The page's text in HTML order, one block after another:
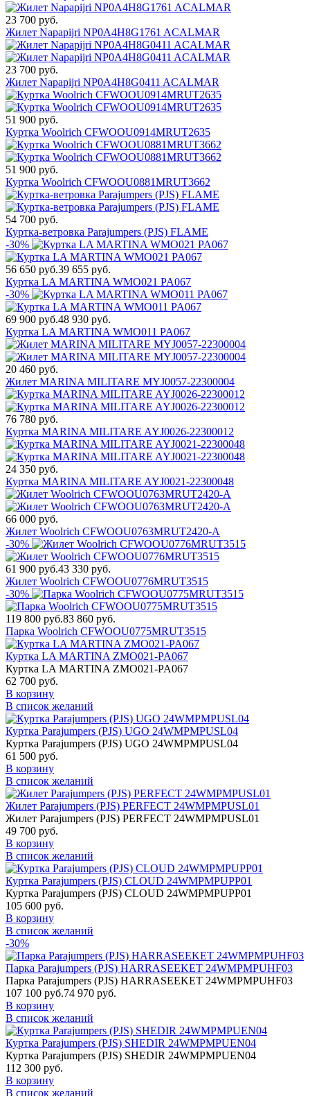
23 700 руб.
Жилет Napapijri NP0A4H8G1761 ACALMAR
23 700 руб.
Жилет Napapijri NP0A4H8G0411 ACALMAR
51 900 руб.
Куртка Woolrich CFWOOU0914MRUT2635
51 900 руб.
Куртка Woolrich CFWOOU0881MRUT3662
54 700 руб.
Куртка-ветровка Parajumpers (PJS) FLAME
-30%
56 650 руб.39 655 руб.
Куртка LA MARTINA WMO021 PA067
-30%
69 900 руб.48 930 руб.
Куртка LA MARTINA WMO011 PA067
20 460 руб.
Жилет MARINA MILITARE MYJ0057-22300004
76 780 руб.
Куртка MARINA MILITARE AYJ0026-22300012
24 350 руб.
Куртка MARINA MILITARE AYJ0021-22300048
66 000 руб.
Жилет Woolrich CFWOOU0763MRUT2420-A
-30%
61 900 руб.43 330 руб.
Жилет Woolrich CFWOOU0776MRUT3515
-30%
119 800 руб.83 860 руб.
Парка Woolrich CFWOOU0775MRUT3515
Куртка LA MARTINA ZMO021-PA067
Куртка LA MARTINA ZMO021-PA067
62 700 руб.
В корзину
В список желаний
Куртка Parajumpers (PJS) UGO 24WMPMPUSL04
Куртка Parajumpers (PJS) UGO 24WMPMPUSL04
61 500 руб.
В корзину
В список желаний
Жилет Parajumpers (PJS) PERFECT 24WMPMPUSL01
Жилет Parajumpers (PJS) PERFECT 24WMPMPUSL01
49 700 руб.
В корзину
В список желаний
Куртка Parajumpers (PJS) CLOUD 24WMPMPUPP01
Куртка Parajumpers (PJS) CLOUD 24WMPMPUPP01
105 600 руб.
В корзину
В список желаний
-30%
Парка Parajumpers (PJS) HARRASEEKET 24WMPMPUHF03
Парка Parajumpers (PJS) HARRASEEKET 24WMPMPUHF03
107 100 руб.74 970 руб.
В корзину
В список желаний
Куртка Parajumpers (PJS) SHEDIR 24WMPMPUEN04
Куртка Parajumpers (PJS) SHEDIR 24WMPMPUEN04
112 300 руб.
В корзину
В список желаний